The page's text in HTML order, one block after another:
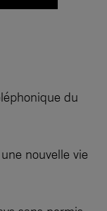
du
nouvelle vie